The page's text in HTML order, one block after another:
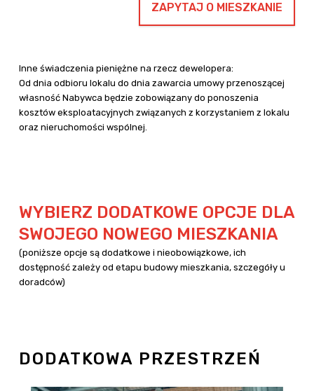
ZAPYTAJ O MIESZKANIE
Inne świadczenia pieniężne na rzecz dewelopera:
Od dnia odbioru lokalu do dnia zawarcia umowy przenoszącej
własność Nabywca będzie zobowiązany do ponoszenia
kosztów eksploatacyjnych związanych z korzystaniem z lokalu
oraz nieruchomości wspólnej.
WYBIERZ DODATKOWE OPCJE DLA
SWOJEGO NOWEGO MIESZKANIA
(poniższe opcje są dodatkowe i nieobowiązkowe, ich
dostępność zależy od etapu budowy mieszkania, szczegóły u
doradców)
DODATKOWA PRZESTRZEŃ